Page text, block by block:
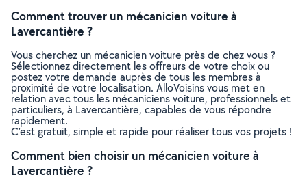
Comment trouver un mécanicien voiture à
Lavercantière ?
Vous cherchez un mécanicien voiture près de chez vous ?
Sélectionnez directement les offreurs de votre choix ou
postez votre demande auprès de tous les membres à
proximité de votre localisation. AlloVoisins vous met en
relation avec tous les mécaniciens voiture, professionnels et
particuliers, à Lavercantière, capables de vous répondre
rapidement.
C’est gratuit, simple et rapide pour réaliser tous vos projets !
Comment bien choisir un mécanicien voiture à
Lavercantière ?